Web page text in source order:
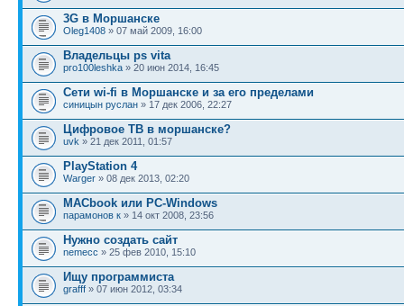
3G в Моршанске
Oleg1408 » 07 май 2009, 16:00
Владельцы ps vita
pro100leshka » 20 июн 2014, 16:45
Сети wi-fi в Моршанске и за его пределами
синицын руслан » 17 дек 2006, 22:27
Цифровое ТВ в моршанске?
uvk » 21 дек 2011, 01:57
PlayStation 4
Warger » 08 дек 2013, 02:20
MACbook или PC-Windows
парамонов к » 14 окт 2008, 23:56
Нужно создать сайт
nemecc » 25 фев 2010, 15:10
Ищу программиста
grafff » 07 июн 2012, 03:34